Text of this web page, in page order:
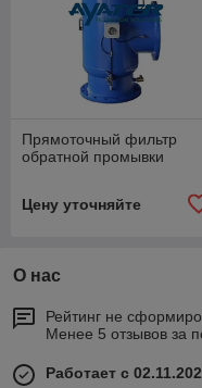
Прямоточный фильтр
обратной промывки
Цену уточняйте
О нас
Рейтинг не
Менее 5 отзывов за
Работает с